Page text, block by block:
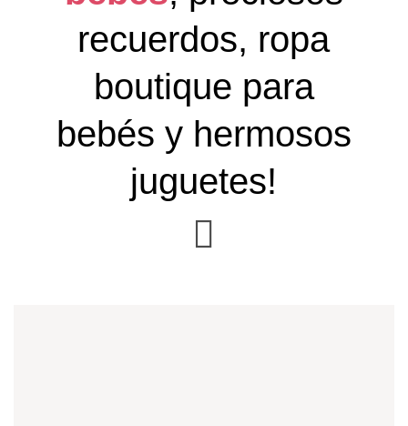
recuerdos, ropa
boutique para
bebés y hermosos
juguetes!